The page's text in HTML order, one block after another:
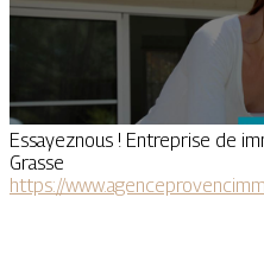
Essayeznous ! Entreprise de
Grasse
https://